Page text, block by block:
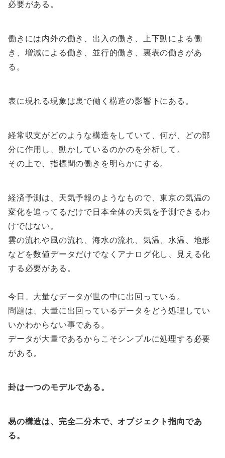
必要がある。
働きには内外の働き、出入の働き、上下動による働
き、増減による働き、並行的働き、裏表の働きがあ
る。
表に現れる現象は裏で働く構造の影響下にある。
経常収支がどのような構造をしていて、何が、どの部
分に作用し、動かしているのかのを分析して。
その上で、指標間の働きを明らかにする。
経済予測は、天気予報のようなもので、東京の気温の
変化を追ってるだけで日本全体の天気を予測できるわ
けではない。
雲の流れや風の流れ、海水の流れ、気温、水温、地形
などを数値データだけでなくアナログ化し、見える化
する必要がある。
今日、大量なデータが世の中に出回っている。
問題は、大量に出回っているデータをどう処理してい
いかわからない事である。
データが大量であるからこそシンプルに処理する必要
がある。
卦は一つのモデルである。
易の構造は、完全二分木で、オブジェクト指向であ
る。